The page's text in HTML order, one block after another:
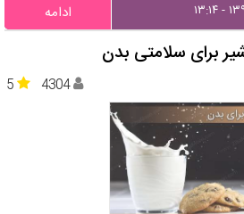
ادامه
برای سلامتی بدن
5 4304